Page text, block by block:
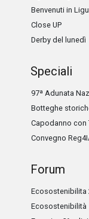
Benvenuti in
Close UP
Derby del lunedì
Speciali
97ª Adunata
Botteghe
Capodanno con
Convegno
Forum
Ecosostenibilita
Ecosostenibilità